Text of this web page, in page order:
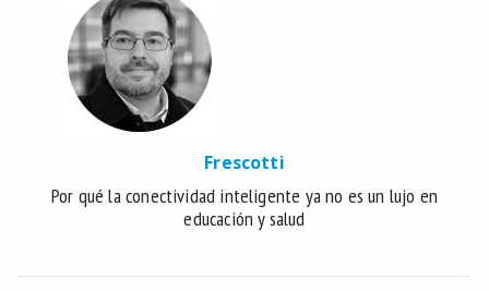
Frescotti
Por qué la conectividad inteligente ya no es un lujo en
educación y salud